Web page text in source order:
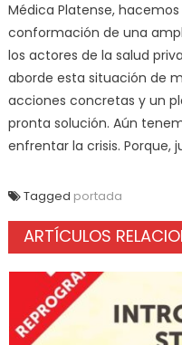
Médica Platense,
conformación de una
los actores de la salud
aborde esta situación de
acciones concretas y un
pronta solución. Aún
enfrentar la crisis. Porque,
Tagged portada
ARTÍCULOS